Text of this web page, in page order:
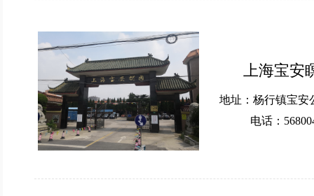
上海宝安
地址：杨行镇宝安
电话：